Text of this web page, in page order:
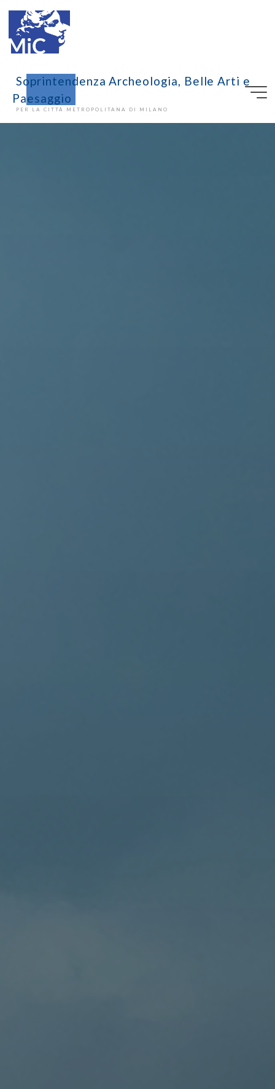
Soprintendenza Archeologia, Belle Arti e
Paesaggio
PER LA CITTÀ METROPOLITANA DI MILANO